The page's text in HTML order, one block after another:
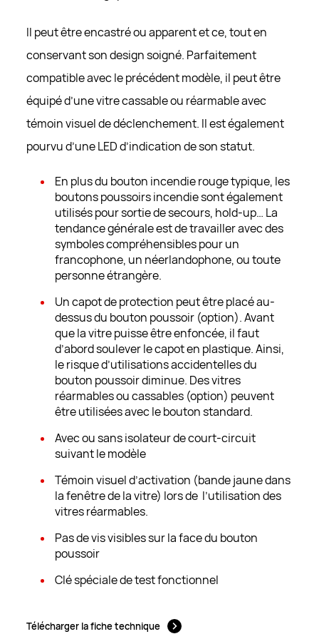
Il peut être encastré ou apparent et ce, tout en
conservant son design soigné. Parfaitement
compatible avec le précédent modèle, il peut être
équipé d’une vitre cassable ou réarmable avec
témoin visuel de déclenchement. Il est également
pourvu d’une LED d’indication de son statut.
En plus du bouton incendie rouge typique, les
boutons poussoirs incendie sont également
utilisés pour sortie de secours, hold-up… La
tendance générale est de travailler avec des
symboles compréhensibles pour un
francophone, un néerlandophone, ou toute
personne étrangère.
Un capot de protection peut être placé au-
dessus du bouton poussoir (option). Avant
que la vitre puisse être enfoncée, il faut
d’abord soulever le capot en plastique. Ainsi,
le risque d’utilisations accidentelles du
bouton poussoir diminue. Des vitres
réarmables ou cassables (option) peuvent
être utilisées avec le bouton standard.
Avec ou sans isolateur de court-circuit
suivant le modèle
Témoin visuel d’activation (bande jaune dans
la fenêtre de la vitre) lors de l’utilisation des
vitres réarmables.
Pas de vis visibles sur la face du bouton
poussoir
Clé spéciale de test fonctionnel
Télécharger la fiche technique
_dc_gtm_GTM-T7V6VD9
Cookie de Google Tag Manager nous permet
de mettre en place et gérer l’envoi des
données vers les différents services d’analyse
repris ci-dessous (ex.: Google Analytics)
1 minute bemac.be
13 mois bemac.be